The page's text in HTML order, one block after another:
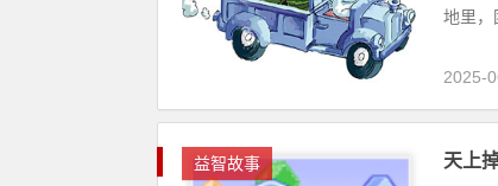
地里，
2025-
益智故事 天上